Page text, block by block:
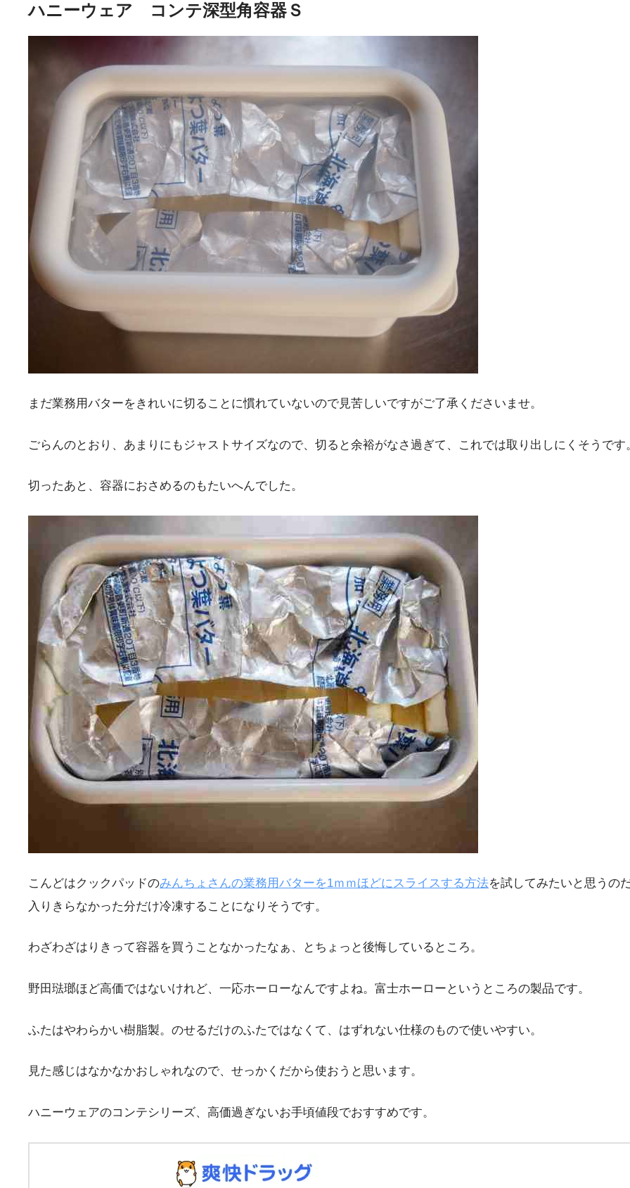
ハニーウェア コンテ深型角容器Ｓ
まだ業務用バターをきれいに切ることに慣れていないので見苦しいですがご了承くださいませ。
ごらんのとおり、あまりにもジャストサイズなので、切ると余裕がなさ過ぎて、これでは取り出しにくそうです
切ったあと、容器におさめるのもたいへんでした。
こんどはクックパッドのみんちょさんの業務用バターを1ｍｍほどにスライスする方法を試してみたいと思うの
入りきらなかった分だけ冷凍することになりそうです。
わざわざはりきって容器を買うことなかったなぁ、とちょっと後悔しているところ。
野田琺瑯ほど高価ではないけれど、一応ホーローなんですよね。富士ホーローというところの製品です。
ふたはやわらかい樹脂製。のせるだけのふたではなくて、はずれない仕様のもので使いやすい。
見た感じはなかなかおしゃれなので、せっかくだから使おうと思います。
ハニーウェアのコンテシリーズ、高価過ぎないお手頃値段でおすすめです。